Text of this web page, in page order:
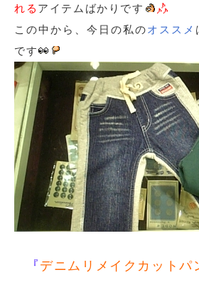
れる アイテムばかりです
この中から、今日の私のオススメ
です
『 デニムリメイクカットパ